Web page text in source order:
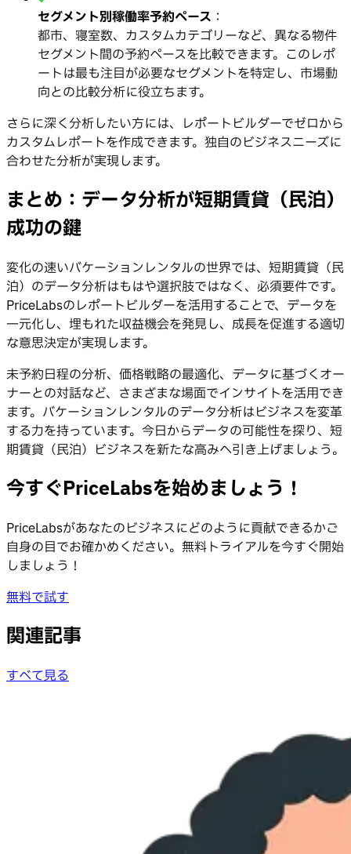
セグメント別稼働率予約ペース ：
都市、寝室数、カスタムカテゴリーなど、異なる物件
セグメント間の予約ペースを比較できます。このレポ
ートは最も注目が必要なセグメントを特定し、市場動
向との比較分析に役立ちます。
さらに深く分析したい方には、レポートビルダーでゼロから
カスタムレポートを作成できます。独自のビジネスニーズに
合わせた分析が実現します。
まとめ：データ分析が短期賃貸（民泊）
成功の鍵
変化の速いバケーションレンタルの世界では、短期賃貸（民
泊）のデータ分析はもはや選択肢ではなく、必須要件です。
PriceLabsのレポートビルダーを活用することで、データを
一元化し、埋もれた収益機会を発見し、成長を促進する適切
な意思決定が実現します。
未予約日程の分析、価格戦略の最適化、データに基づくオー
ナーとの対話など、さまざまな場面でインサイトを活用でき
ます。バケーションレンタルのデータ分析はビジネスを変革
する力を持っています。今日からデータの可能性を探り、短
期賃貸（民泊）ビジネスを新たな高みへ引き上げましょう。
今すぐPriceLabsを始めましょう！
PriceLabsがあなたのビジネスにどのように貢献できるかご
自身の目でお確かめください。無料トライアルを今すぐ開始
しましょう！
無料で試す
関連記事
すべて見る